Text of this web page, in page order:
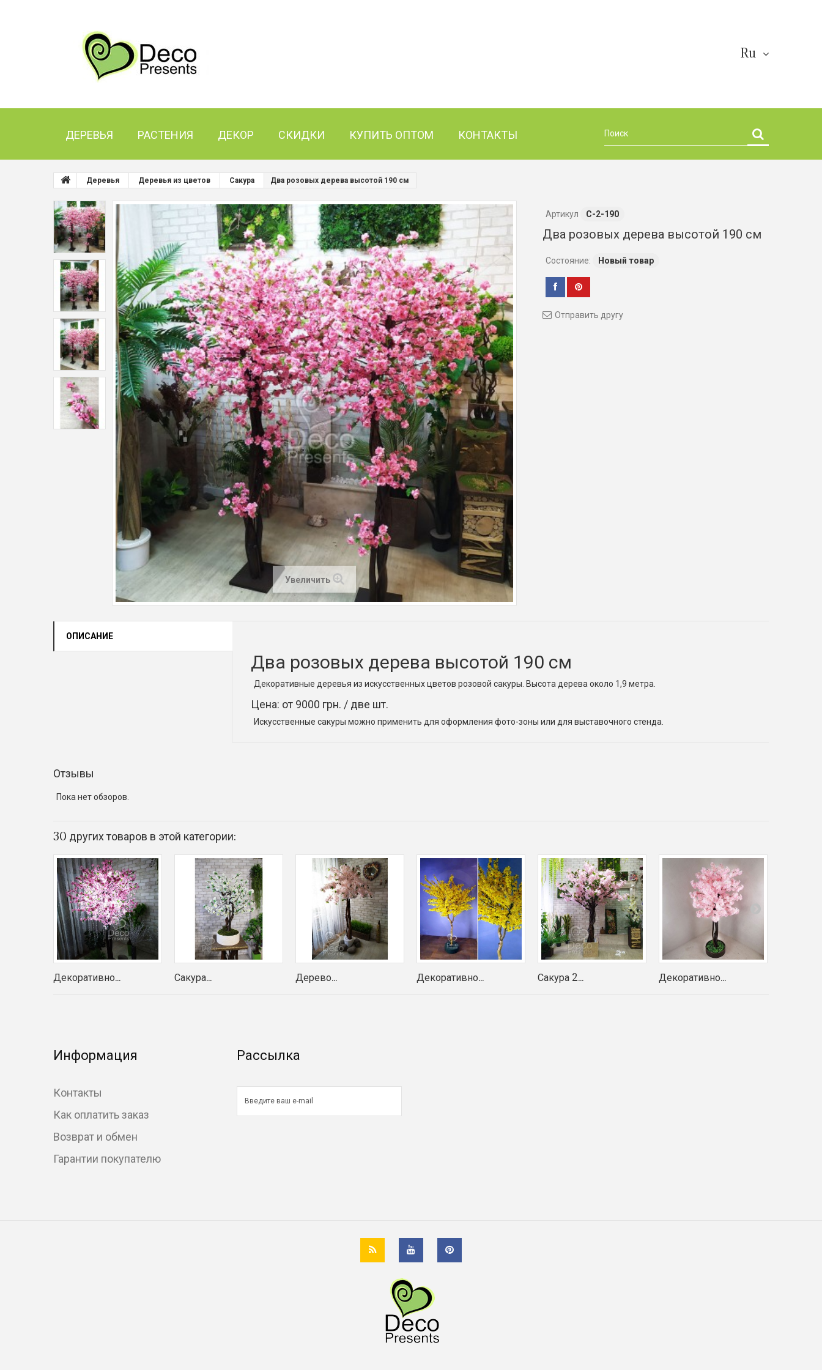
Ru
ДЕРЕВЬЯ РАСТЕНИЯ ДЕКОР СКИДКИ КУПИТЬ ОПТОМ КОНТАКТЫ
Деревья Деревья из цветов Сакура Два розовых дерева высотой 190 см
Увеличить
Артикул С-2-190
Два розовых дерева высотой 190 см
Состояние: Новый товар
Отправить другу
ОПИСАНИЕ
Два розовых дерева высотой 190 см
Декоративные деревья из искусственных цветов розовой сакуры. Высота дерева около 1,9 метра.
Цена: от 9000 грн. / две шт.
Искусственные сакуры можно применить для оформления фото-зоны или для выставочного стенда.
Отзывы
Пока нет обзоров.
30 других товаров в этой категории:
Декоративно... Сакура... Дерево... Декоративно... Сакура 2... Декоративно...
Информация
Контакты
Как оплатить заказ
Возврат и обмен
Гарантии покупателю
Рассылка